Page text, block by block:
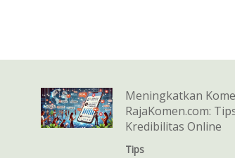
Meningkatkan
RajaKomen.com:
Kredibilitas Online
Tips